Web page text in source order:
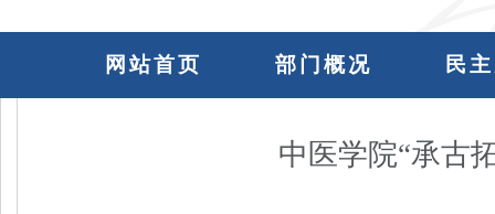
网站首页 部门概况 民
中医学院“承古